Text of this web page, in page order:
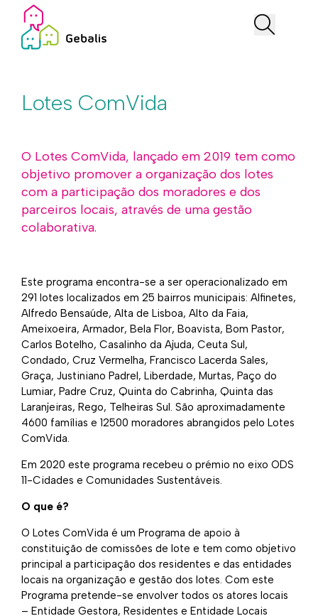
Lotes ComVida
O Lotes ComVida, lançado em 2019 tem como
objetivo promover a organização dos lotes
com a participação dos moradores e dos
parceiros locais, através de uma gestão
colaborativa.
Este programa encontra-se a ser operacionalizado em
291 lotes localizados em 25 bairros municipais: Al­finetes,
Alfredo Bensaúde, Alta de Lisboa, Alto da Faia,
Ameixoeira, Armador, Bela Flor, Boavista, Bom Pastor,
Carlos Botelho, Casalinho da Ajuda, Ceuta Sul,
Condado, Cruz Vermelha, Francisco Lacerda Sales,
Graça, Justiniano Padrel, Liberdade, Murtas, Paço do
Lumiar, Padre Cruz, Quinta do Cabrinha, Quinta das
Laranjeiras, Rego, Telheiras Sul. São aproximadamente
4600 famílias e 12500 moradores abrangidos pelo Lotes
ComVida.
Em 2020 este programa recebeu o prémio no eixo ODS
11-Cidades e Comunidades Sustentáveis.
O que é?
O Lotes ComVida é um Programa de apoio à
constituição de comissões de lote e tem como objetivo
principal a participação dos residentes e das entidades
locais na organização e gestão dos lotes. Com este
Programa pretende-se envolver todos os atores locais
– Entidade Gestora, Residentes e Entidade Locais